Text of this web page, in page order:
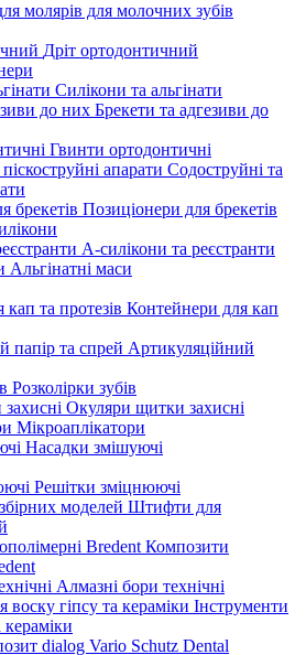
молярів для молочних зубів
Дріт ортодонтичний
Силікони та альгінати
Брекети та адгезиви до
Гвинти ортодонтичні
Содоструйні та
Позиціонери для брекетів
А-силікони та реєстранти
Альгінатні маси
Контейнери для кап
Артикуляційний
Розколірки зубів
Окуляри щитки захисні
Мікроаплікатори
Насадки змішуючі
Решітки зміцнюючі
Штифти для
Композити
Алмазні бори технічні
Інструменти
кераміки